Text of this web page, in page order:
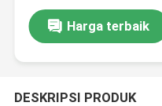
Harga terbaik
DESKRIPSI PRODUK